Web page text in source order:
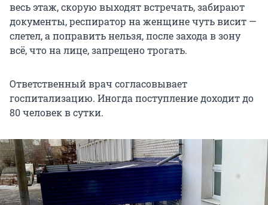
весь этаж, скорую выходят встречать, забирают
документы, респиратор на женщине чуть висит —
слетел, а поправить нельзя, после захода в зону
всё, что на лице, запрещено трогать.
Ответственный врач согласовывает
госпитализацию. Иногда поступление доходит до
80 человек в сутки.